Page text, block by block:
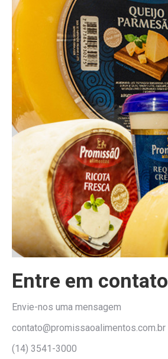
Entre em contato
Envie-nos uma mensagem
contato@promissaoalimentos.com.br
(14) 3541-3000